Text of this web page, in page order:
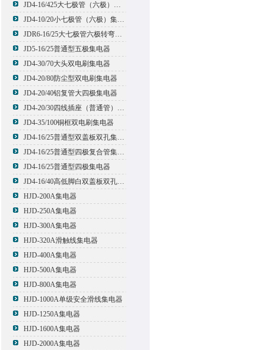
JD4-16/425大七极管（六极）集电器
JD4-10/20小七极管（六极）集电器
JDR6-16/25大七极管六极转弯集电器
JD5-16/25普通型五极集电器
JD4-30/70大头双电刷集电器
JD4-20/80防尘型双电刷集电器
JD4-20/40铝复管大四极集电器
JD4-20/30四线插座（普通管）集电器
JD4-35/100铜框双电刷集电器
JD4-16/25普通型双盖板双孔集电器
JD4-16/25普通型四极复合管集电器
JD4-16/25普通型四极集电器
JD4-16/40高低脚白双盖板双孔集电器
HJD-200A集电器
HJD-250A集电器
HJD-300A集电器
HJD-320A滑触线集电器
HJD-400A集电器
HJD-500A集电器
HJD-800A集电器
HJD-1000A单级安全滑线集电器
HJD-1250A集电器
HJD-1600A集电器
HJD-2000A集电器